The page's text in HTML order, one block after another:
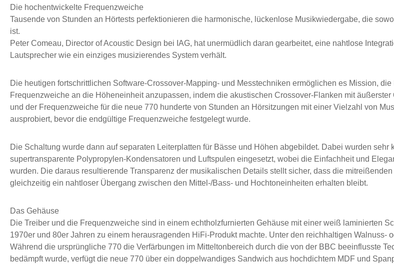
Die hochentwickelte Frequenzweiche
Tausende von Stunden an Hörtests perfektionieren die harmonische, lückenlose Musikwiedergabe, die
ist.
Peter Comeau, Director of Acoustic Design bei IAG, hat unermüdlich daran gearbeitet, eine nahtlose
Lautsprecher wie ein einziges musizierendes System verhält.
Die heutigen fortschrittlichen Software-Crossover-Mapping- und Messtechniken ermöglichen es Mission,
Frequenzweiche an die Höheneinheit anzupassen, indem die akustischen Crossover-Flanken mit
und der Frequenzweiche für die neue 770 hunderte von Stunden an Hörsitzungen mit einer Vielzahl von
ausprobiert, bevor die endgültige Frequenzweiche festgelegt wurde.
Die Schaltung wurde dann auf separaten Leiterplatten für Bässe und Höhen abgebildet. Dabei wurden
supertransparente Polypropylen-Kondensatoren und Luftspulen eingesetzt, wobei die Einfachheit und
wurden. Die daraus resultierende Transparenz der musikalischen Details stellt sicher, dass die
gleichzeitig ein nahtloser Übergang zwischen den Mittel-/Bass- und Hochtoneinheiten erhalten bleibt.
Das Gehäuse
Die Treiber und die Frequenzweiche sind in einem echtholzfurnierten Gehäuse mit einer weiß laminierten
1970er und 80er Jahren zu einem herausragenden HiFi-Produkt machte. Unter den reichhaltigen
Während die ursprüngliche 770 die Verfärbungen im Mitteltonbereich durch die von der BBC beeinflusste
bedämpft wurde, verfügt die neue 770 über ein doppelwandiges Sandwich aus hochdichtem MDF und